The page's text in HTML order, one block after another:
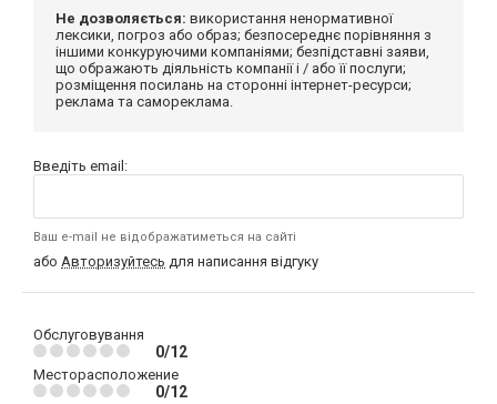
Не дозволяється: використання ненормативної
лексики, погроз або образ; безпосереднє порівняння з
іншими конкуруючими компаніями; безпідставні заяви,
що ображають діяльність компанії і / або її послуги;
розміщення посилань на сторонні інтернет-ресурси;
реклама та самореклама.
Введіть email:
Ваш e-mail не відображатиметься на сайті
або Авторизуйтесь для написання відгуку
Обслуговування
0/12
Месторасположение
0/12